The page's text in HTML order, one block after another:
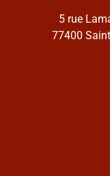
5 rue
77400